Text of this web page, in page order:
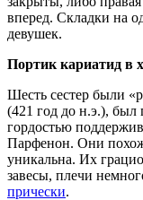
вперед. Складки на
девушек.
Портик кариатид в
Шесть сестер были
(421 год до н.э.), был
гордостью
Парфенон. Они
уникальна. Их
завесы, плечи
прически.